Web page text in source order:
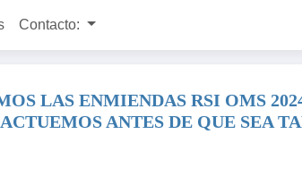
Contacto:
LAS ENMIENDAS RSI OMS
ANTES DE QUE SEA